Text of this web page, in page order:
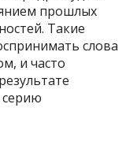
прошлых
Такие
слова
и часто